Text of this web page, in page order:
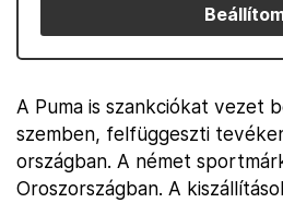
A Puma is szankciókat vezet
szemben, felfüggeszti
országban. A német
Oroszországban. A